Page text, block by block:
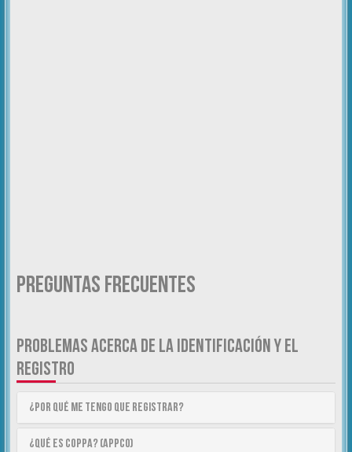
Preguntas Frecuentes
PROBLEMAS ACERCA DE LA IDENTIFICACIÓN Y EL
REGISTRO
¿Por qué me tengo que registrar?
¿Qué es COPPA? (APPCO)